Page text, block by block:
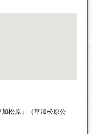
松原」（草加松原公